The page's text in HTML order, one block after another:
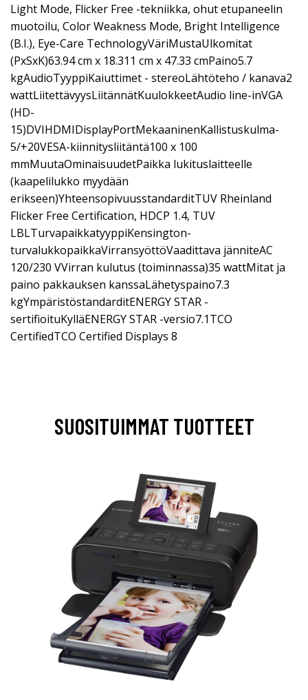
Light Mode, Flicker Free -tekniikka, ohut etupaneelin
muotoilu, Color Weakness Mode, Bright Intelligence
(B.I.), Eye-Care TechnologyVäriMustaUlkomitat
(PxSxK)63.94 cm x 18.311 cm x 47.33 cmPaino5.7
kgAudioTyyppiKaiuttimet - stereoLähtöteho / kanava2
wattLiitettävyysLiitännätKuulokkeetAudio line-inVGA
(HD-
15)DVIHDMIDisplayPortMekaaninenKallistuskulma-
5/+20VESA-kiinnitysliitäntä100 x 100
mmMuutaOminaisuudetPaikka lukituslaitteelle
(kaapelilukko myydään
erikseen)YhteensopivuusstandarditTUV Rheinland
Flicker Free Certification, HDCP 1.4, TUV
LBLTurvapaikkatyyppiKensington-
turvalukkopaikkaVirransyöttöVaadittava jänniteAC
120/230 VVirran kulutus (toiminnassa)35 wattMitat ja
paino pakkauksen kanssaLähetyspaino7.3
kgYmpäristöstandarditENERGY STAR -
sertifioituKylläENERGY STAR -versio7.1TCO
CertifiedTCO Certified Displays 8
SUOSITUIMMAT TUOTTEET